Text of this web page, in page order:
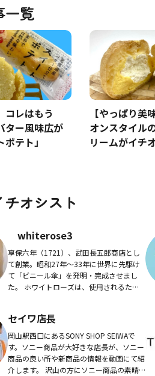
一覧
コレはもう
ター風味広が
テト」
【やっぱり美
オンスタイル
リームがイチ
オシスト
whiterose3
享保六年（1721）、武田長五郎商店とし
て創業。昭和27年〜33年に世界に先駆け
て「ビニール傘」を発明・完成させまし
た。 ホワイトローズは、使用されるたっ
に、期待...
セイワ店長
岡山駅西口にあるSONY SHOP SEIWAで
す。ソニー商品が大好きな店長が、ソニー
商品の良い所や新商品の情報を動画にて紹
介します。 沢山の方にソニー商品の素晴